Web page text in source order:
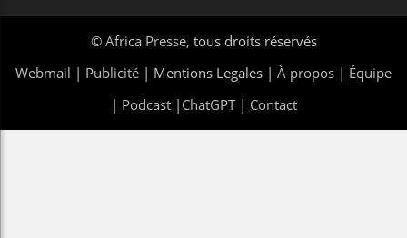
© Africa Presse, tous droits réservés
Webmail | Publicité | Mentions Legales | À propos | Équipe
| Podcast| ChatGPT| Contact